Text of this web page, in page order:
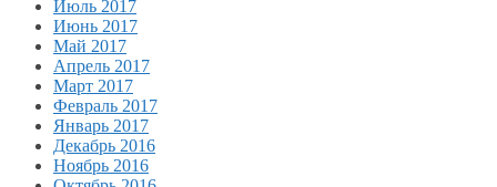
Июль 2017
Июнь 2017
Май 2017
Апрель 2017
Март 2017
Февраль 2017
Январь 2017
Декабрь 2016
Ноябрь 2016